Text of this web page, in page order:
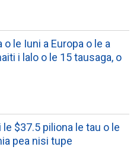
le Iuni a Europa o le a
i lalo o le 15 tausaga, o
$37.5 piliona le tau o le
pea nisi tupe